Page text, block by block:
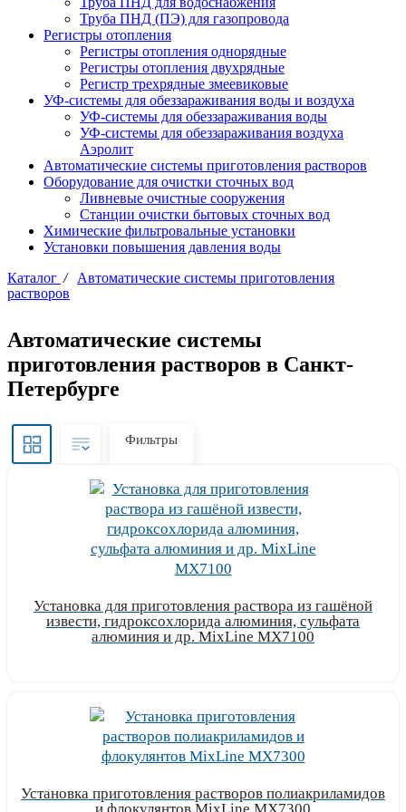
Труба ПНД (ПЭ) для газопровода
Регистры отопления
Регистры отопления однорядные
Регистры отопления двухрядные
Регистр трехрядные змеевиковые
УФ-системы для обеззараживания воды и воздуха
УФ-системы для обеззараживания воды
УФ-системы для обеззараживания воздуха
Аэролит
Автоматические системы приготовления растворов
Оборудование для очистки сточных вод
Ливневые очистные сооружения
Станции очистки бытовых сточных вод
Химические фильтровальные установки
Установки повышения давления воды
Каталог / Автоматические системы приготовления
растворов
Автоматические системы
приготовления растворов в Санкт-
Петербурге
Фильтры
Установка для приготовления раствора из гашёной
извести, гидроксохлорида алюминия, сульфата
алюминия и др. MixLine MX7100
Установка приготовления растворов полиакриламидов